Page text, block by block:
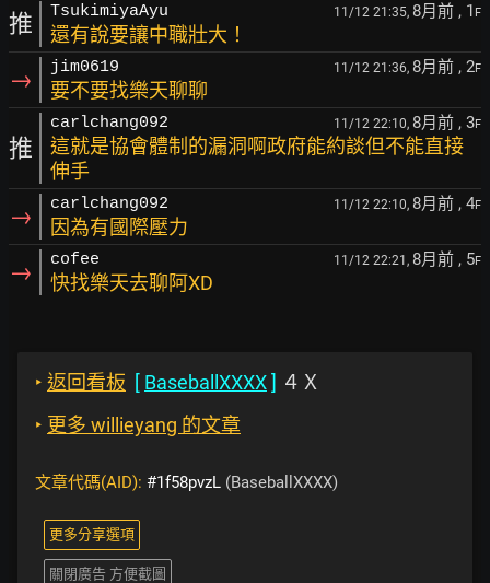
推 TsukimiyaAyu 11/12 21:35, 8月前 , 1 F
還有說要讓中職壯大！
→ jim0619 11/12 21:36, 8月前 , 2F
要不要找樂天聊聊
推
carlchang092 11/12 22:10, 8月前 , 3F
這就是協會體制的漏洞啊政府能約談但不能直接
伸手
→ carlchang092 11/12 22:10, 8月前 , 4F
因為有國際壓力
→ cofee 11/12 22:21, 8月前 , 5F
快找樂天去聊阿XD
‣ 返回看板 [ BaseballXXXX] ４Ｘ
‣ 更多 willieyang 的文章
文章代碼(AID): #1f58pvzL (BaseballXXXX)
更多分享選項
關閉廣告 方便截圖